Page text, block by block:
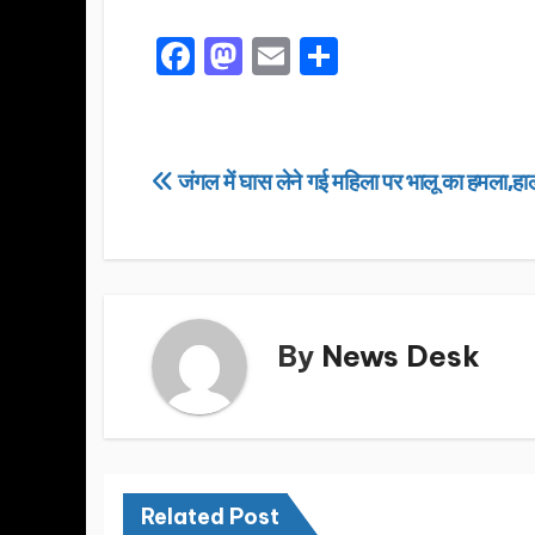
F
e
k
M
o
E
e
Post
जंगल में घास लेने गई महिला पर भालू का
By News Desk
Related Post